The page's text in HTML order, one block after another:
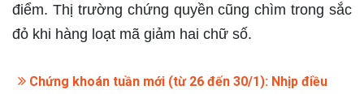
điểm. Thị trường chứng quyền cũng chìm trong sắc
đỏ khi hàng loạt mã giảm hai chữ số.
Chứng khoán tuần mới (từ 26 đến 30/1): Nhịp điều